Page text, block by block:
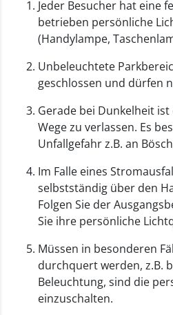
Jeder Besucher hat eine
betrieben persönliche
(Handylampe,
Unbeleuchtete
geschlossen und dürfen
Gerade bei Dunkelheit
Wege zu verlassen. Es
Unfallgefahr z.B. an
Im Falle eines
selbstständig über den
Folgen Sie der
Sie ihre persönliche
Müssen in besonderen
durchquert werden, z.B.
Beleuchtung, sind die
einzuschalten.